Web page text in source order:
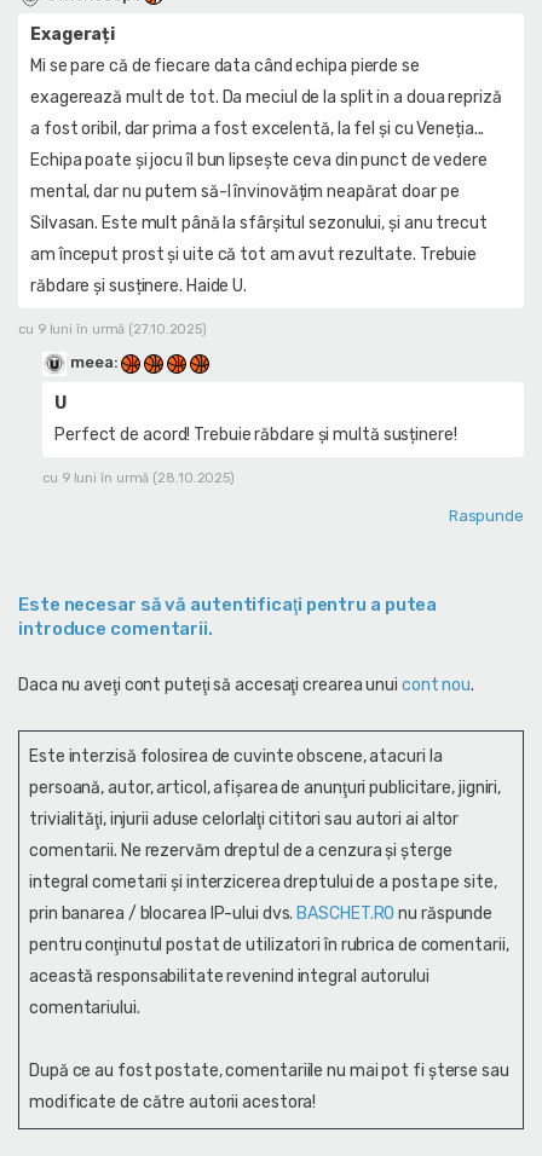
Exagerați
Mi se pare că de fiecare data când echipa pierde se
exagerează mult de tot. Da meciul de la split in a doua repriză
a fost oribil, dar prima a fost excelentă, la fel și cu Veneția...
Echipa poate și jocu îl bun lipsește ceva din punct de vedere
mental, dar nu putem să-l învinovățim neapărat doar pe
Silvasan. Este mult până la sfârșitul sezonului, și anu trecut
am început prost și uite că tot am avut rezultate. Trebuie
răbdare și susținere. Haide U.
cu 9 luni în urmă (27.10.2025)
meea:
U
Perfect de acord! Trebuie răbdare și multă susținere!
cu 9 luni în urmă (28.10.2025)
Raspunde
Este necesar să vă autentificaţi pentru a putea
introduce comentarii.
Daca nu aveţi cont puteţi să accesaţi crearea unui cont nou.
Este interzisă folosirea de cuvinte obscene, atacuri la
persoană, autor, articol, afişarea de anunţuri publicitare, jigniri,
trivialităţi, injurii aduse celorlalţi cititori sau autori ai altor
comentarii. Ne rezervăm dreptul de a cenzura și şterge
integral cometarii și interzicerea dreptului de a posta pe site,
prin banarea / blocarea IP-ului dvs. BASCHET.RO nu răspunde
pentru conţinutul postat de utilizatori în rubrica de comentarii,
această responsabilitate revenind integral autorului
comentariului.
După ce au fost postate, comentariile nu mai pot fi șterse sau
modificate de către autorii acestora!